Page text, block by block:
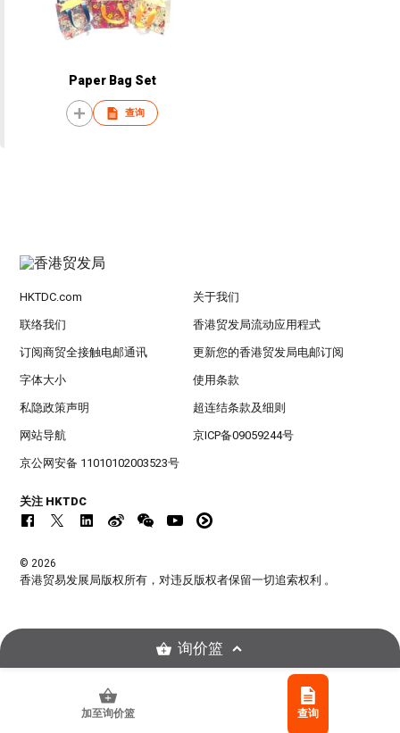
Paper Bag Set
查询
加至询价篮 查询
HKTDC.com 关于我们
联络我们 香港贸发局流动应用程式
订阅商贸全接触电邮通讯 更新您的香港贸发局电邮订阅
字体大小 使用条款
私隐政策声明 超连结条款及细则
网站导航 京ICP备09059244号
京公网安备 11010102003523号
关注 HKTDC
© 2026
香港贸易发展局版权所有，对违反版权者保留一切追索权利 。
询价篮